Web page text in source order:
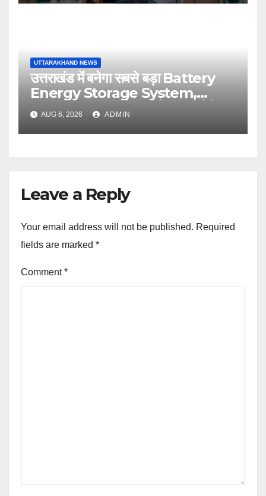
UTTARAKHAND NEWS
उत्तराखंड में बनेगा सबसे बड़ा Battery
Energy Storage System,
UJVNL लगाएगा 352 करोड़ का प्रोजेक्ट
AUG 6, 2026 ADMIN
Leave a Reply
Your email address will not be published. Required
fields are marked *
Comment*